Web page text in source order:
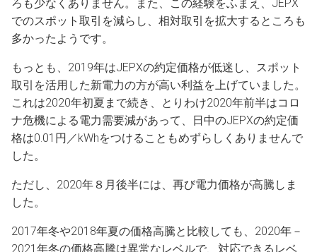
ろも少なくありません。また、この経験をふまえ、JEPX
でのスポット取引を減らし、相対取引を拡大するところも
多かったようです。
もっとも、2019年はJEPXの約定価格が低迷し、スポット
取引を活用した新電力の方が高い利益を上げていました。
これは2020年初夏まで続き、とりわけ2020年前半はコロ
ナ危機による電力需要減があって、日中のJEPXの約定価
格は0.01円／kWhをつけることもめずらしくありませんで
した。
ただし、2020年８月後半には、再び電力価格が高騰しま
した。
2017年冬や2018年夏の価格高騰と比較しても、2020年－
2021年冬の価格高騰は異常なレベルで、対応できるレベ